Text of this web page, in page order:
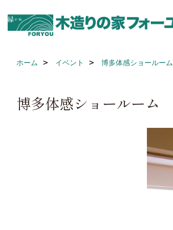
ホーム イベント 博多体感ショールーム
博多体感ショールーム